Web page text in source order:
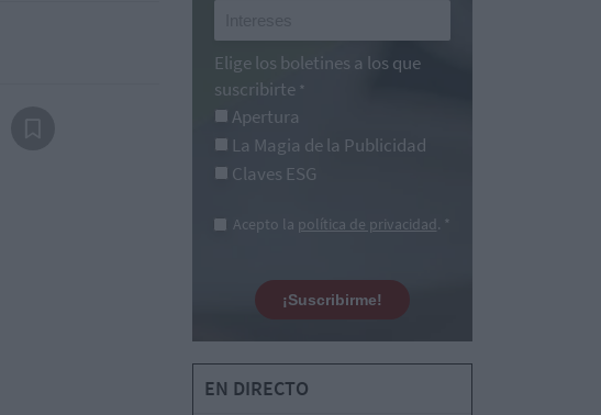
Elige los boletines a los que
suscribirte *
Apertura
La Magia de la Publicidad
Claves ESG
Acepto la política de privacidad. *
¡Suscribirme!
EN DIRECTO